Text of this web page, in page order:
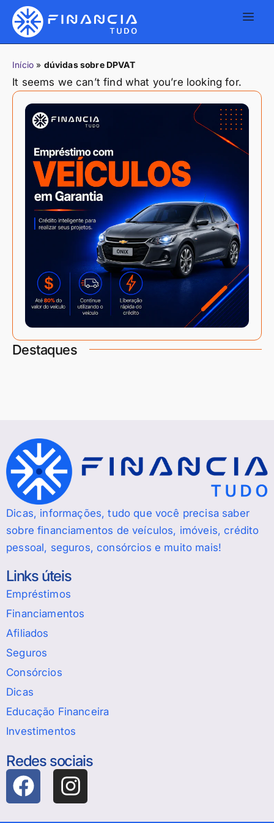
Início » dúvidas sobre DPVAT
It seems we can’t find what you’re looking for.
Destaques
Dicas, informações, tudo que você precisa saber
sobre financiamentos de veículos, imóveis, crédito
pessoal, seguros, consórcios e muito mais!
Links úteis
Empréstimos
Financiamentos
Afiliados
Seguros
Consórcios
Dicas
Educação Financeira
Investimentos
Redes sociais